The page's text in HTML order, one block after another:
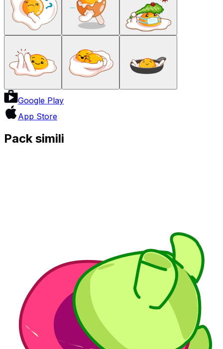
Google Play
App Store
Pack simili